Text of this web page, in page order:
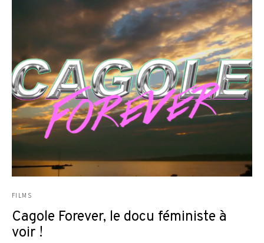
FILMS
Cagole Forever, le docu féministe à
voir !